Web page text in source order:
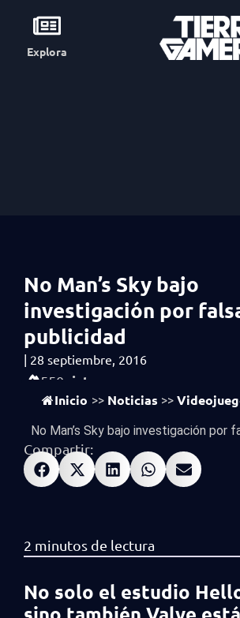
Explora
No Man’s Sky bajo
investigación por
publicidad
| 28 septiembre, 2016
550 vistas
Inicio >> Noticias >>
No Man’s Sky bajo investigación por
Compartir:
No solo el estudio